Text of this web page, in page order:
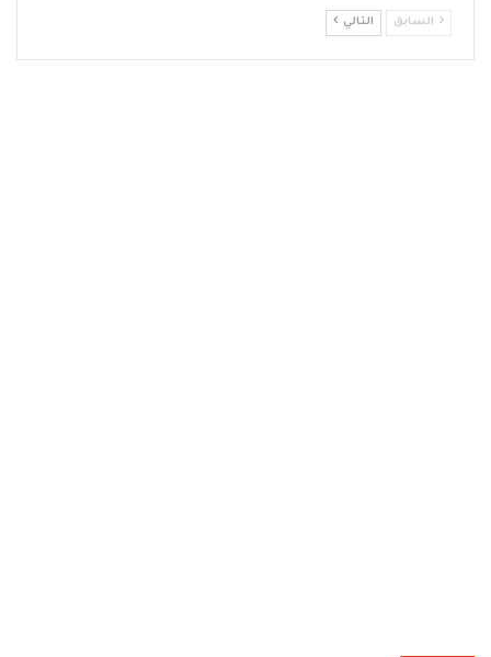
السابق التالي